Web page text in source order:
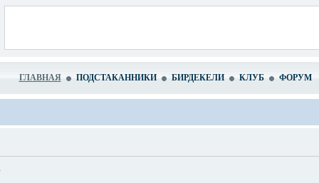
ГЛАВНАЯ ПОДСТАКАННИКИ БИРДЕКЕЛИ КЛУБ ФОРУМ